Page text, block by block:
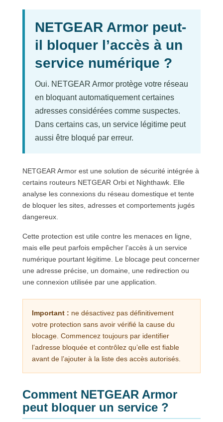
NETGEAR Armor peut-
il bloquer l’accès à un
service numérique ?
Oui. NETGEAR Armor protège votre réseau
en bloquant automatiquement certaines
adresses considérées comme suspectes.
Dans certains cas, un service légitime peut
aussi être bloqué par erreur.
NETGEAR Armor est une solution de sécurité intégrée à
certains routeurs NETGEAR Orbi et Nighthawk. Elle
analyse les connexions du réseau domestique et tente
de bloquer les sites, adresses et comportements jugés
dangereux.
Cette protection est utile contre les menaces en ligne,
mais elle peut parfois empêcher l’accès à un service
numérique pourtant légitime. Le blocage peut concerner
une adresse précise, un domaine, une redirection ou
une connexion utilisée par une application.
Important : ne désactivez pas définitivement
votre protection sans avoir vérifié la cause du
blocage. Commencez toujours par identifier
l’adresse bloquée et contrôlez qu’elle est fiable
avant de l’ajouter à la liste des accès autorisés.
Comment NETGEAR Armor
peut bloquer un service ?